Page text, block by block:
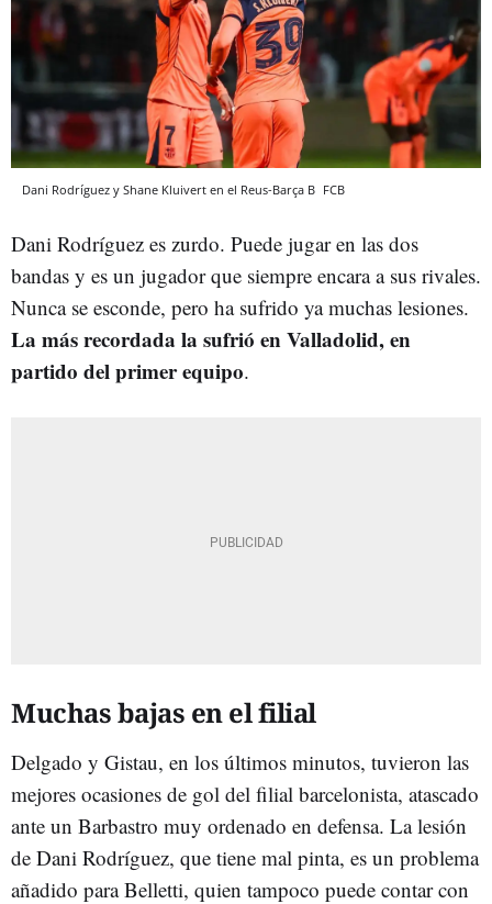
Dani Rodríguez y Shane Kluivert en el Reus-Barça B FCB
Dani Rodríguez es zurdo. Puede jugar en las dos
bandas y es un jugador que siempre encara a sus rivales.
Nunca se esconde, pero ha sufrido ya muchas lesiones.
La más recordada la sufrió en Valladolid, en
partido del primer equipo.
Muchas bajas en el filial
Delgado y Gistau, en los últimos minutos, tuvieron las
mejores ocasiones de gol del filial barcelonista, atascado
ante un Barbastro muy ordenado en defensa. La lesión
de Dani Rodríguez, que tiene mal pinta, es un problema
añadido para Belletti, quien tampoco puede contar con